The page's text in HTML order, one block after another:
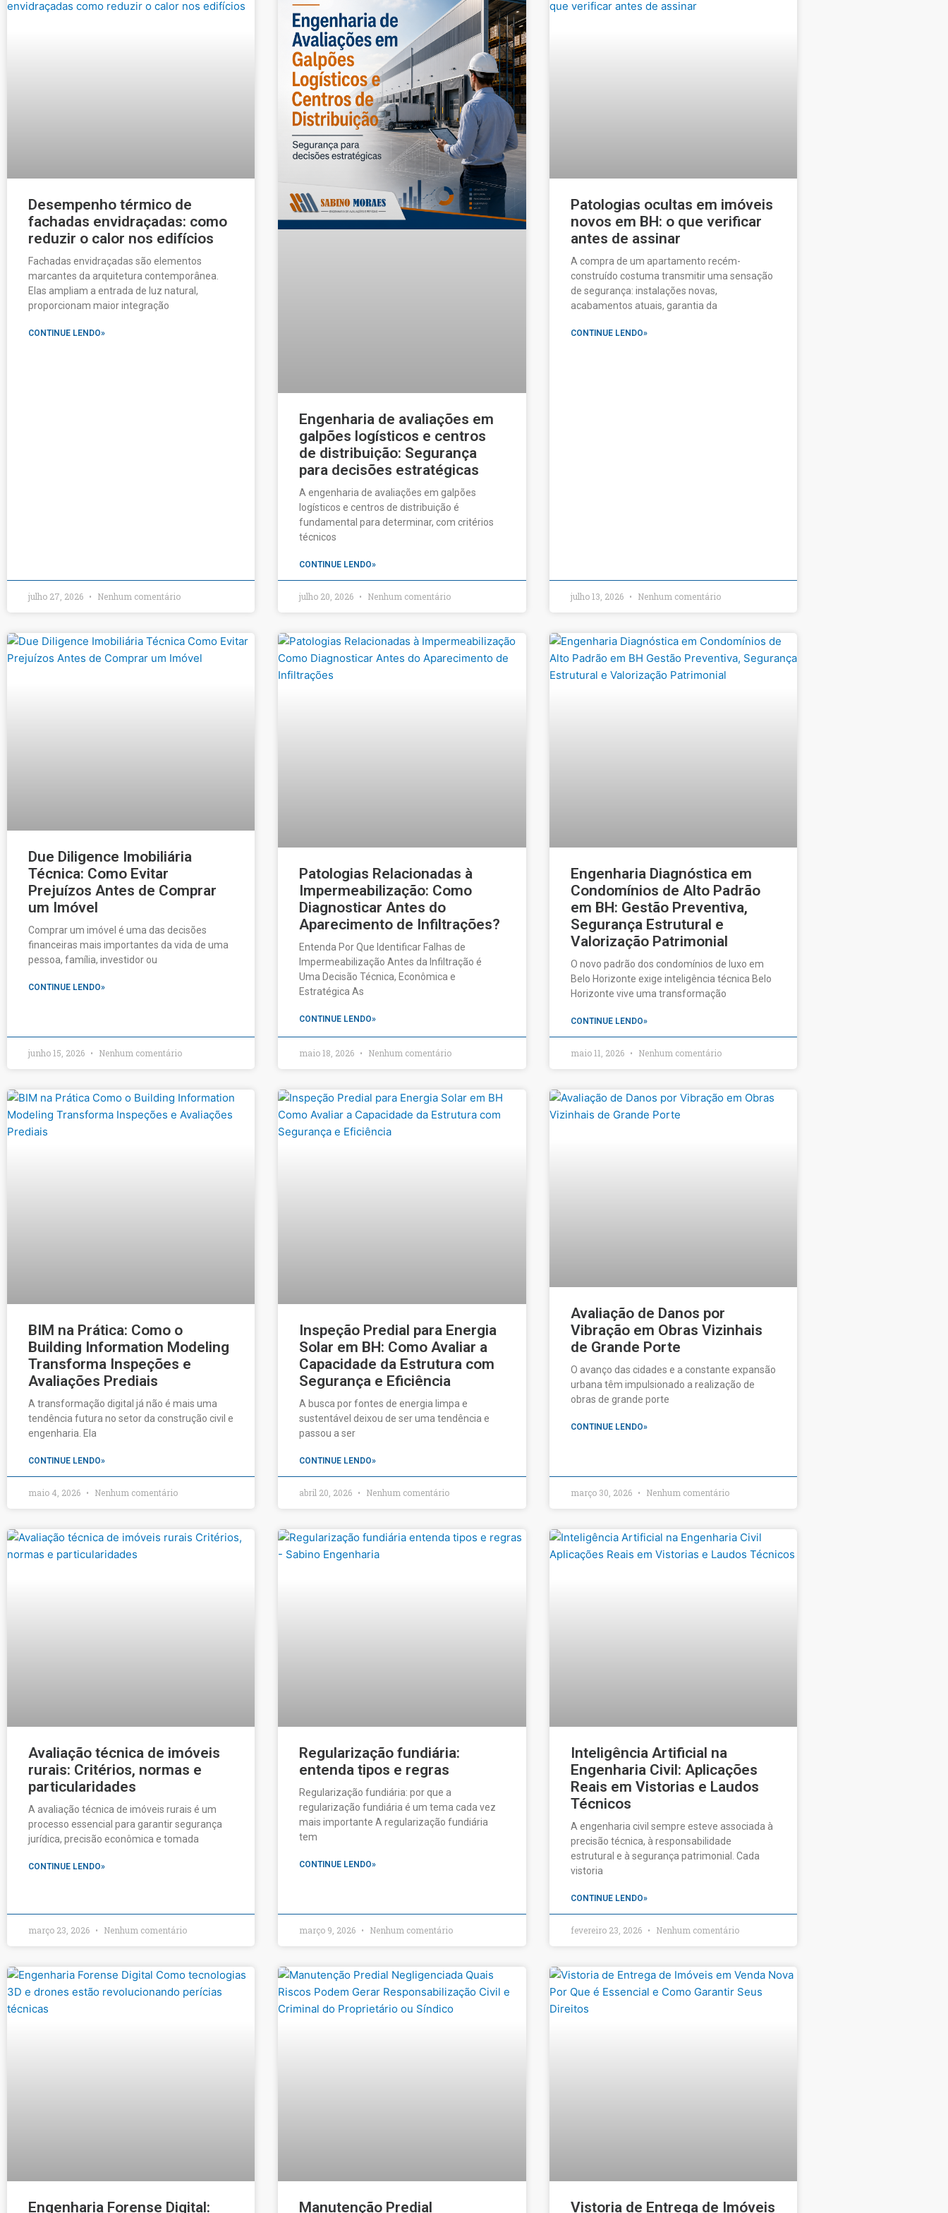
Desempenho térmico de
fachadas envidraçadas: como
reduzir o calor nos edifícios
Fachadas envidraçadas são elementos
marcantes da arquitetura contemporânea.
Elas ampliam a entrada de luz natural,
proporcionam maior integração
CONTINUE LENDO»
julho 27, 2026 Nenhum comentário
Engenharia de avaliações em
galpões logísticos e centros
de distribuição: Segurança
para decisões estratégicas
A engenharia de avaliações em galpões
logísticos e centros de distribuição é
fundamental para determinar, com critérios
técnicos
CONTINUE LENDO»
julho 20, 2026 Nenhum comentário
Patologias ocultas em imóveis
novos em BH: o que verificar
antes de assinar
A compra de um apartamento recém-
construído costuma transmitir uma sensação
de segurança: instalações novas,
acabamentos atuais, garantia da
CONTINUE LENDO»
julho 13, 2026 Nenhum comentário
Due Diligence Imobiliária
Técnica: Como Evitar
Prejuízos Antes de Comprar
um Imóvel
Comprar um imóvel é uma das decisões
financeiras mais importantes da vida de uma
pessoa, família, investidor ou
CONTINUE LENDO»
junho 15, 2026 Nenhum comentário
Patologias Relacionadas à
Impermeabilização: Como
Diagnosticar Antes do
Aparecimento de Infiltrações?
Entenda Por Que Identificar Falhas de
Impermeabilização Antes da Infiltração é
Uma Decisão Técnica, Econômica e
Estratégica As
CONTINUE LENDO»
maio 18, 2026 Nenhum comentário
Engenharia Diagnóstica em
Condomínios de Alto Padrão
em BH: Gestão Preventiva,
Segurança Estrutural e
Valorização Patrimonial
O novo padrão dos condomínios de luxo em
Belo Horizonte exige inteligência técnica Belo
Horizonte vive uma transformação
CONTINUE LENDO»
maio 11, 2026 Nenhum comentário
BIM na Prática: Como o
Building Information Modeling
Transforma Inspeções e
Avaliações Prediais
A transformação digital já não é mais uma
tendência futura no setor da construção civil e
engenharia. Ela
CONTINUE LENDO»
maio 4, 2026 Nenhum comentário
Inspeção Predial para Energia
Solar em BH: Como Avaliar a
Capacidade da Estrutura com
Segurança e Eficiência
A busca por fontes de energia limpa e
sustentável deixou de ser uma tendência e
passou a ser
CONTINUE LENDO»
abril 20, 2026 Nenhum comentário
Avaliação de Danos por
Vibração em Obras Vizinhais
de Grande Porte
O avanço das cidades e a constante expansão
urbana têm impulsionado a realização de
obras de grande porte
CONTINUE LENDO»
março 30, 2026 Nenhum comentário
Avaliação técnica de imóveis
rurais: Critérios, normas e
particularidades
A avaliação técnica de imóveis rurais é um
processo essencial para garantir segurança
jurídica, precisão econômica e tomada
CONTINUE LENDO»
março 23, 2026 Nenhum comentário
Regularização fundiária:
entenda tipos e regras
Regularização fundiária: por que a
regularização fundiária é um tema cada vez
mais importante A regularização fundiária
tem
CONTINUE LENDO»
março 9, 2026 Nenhum comentário
Inteligência Artificial na
Engenharia Civil: Aplicações
Reais em Vistorias e Laudos
Técnicos
A engenharia civil sempre esteve associada à
precisão técnica, à responsabilidade
estrutural e à segurança patrimonial. Cada
vistoria
CONTINUE LENDO»
fevereiro 23, 2026 Nenhum comentário
Engenharia Forense Digital: Manutenção Predial Vistoria de Entrega de Imóveis